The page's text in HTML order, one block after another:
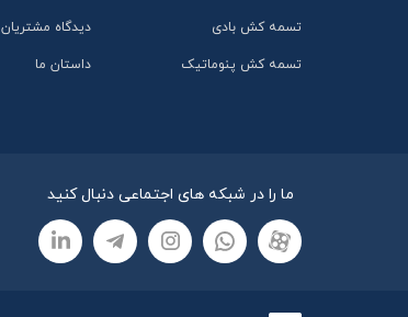
تسمه کش بادی
تسمه کش پنوماتیک
دیدگاه مشتریان
داستان ما
ما را در شبکه های اجتماعی دنبال کنید